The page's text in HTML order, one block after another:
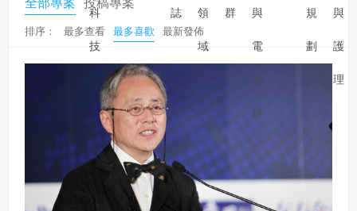
科
技
誌 領
域
群 與
電
子
群
規
劃
與
護
理
排序： 最多查看 最多喜歡 最新發佈